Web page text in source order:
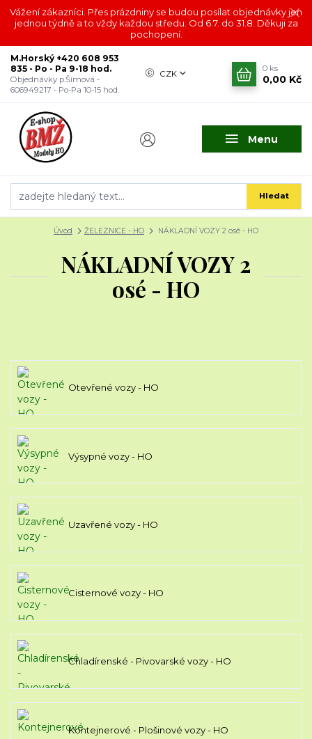
Vážení zákazníci. Přes prázdniny se budou posílat objednávky jen
jednou týdně a to vždy každou středu. Od 6.7. do 31.8. Děkuji za
pochopení.
Menu
CZK
Hledat
M.Horský +420 608 953
835 - Po - Pa 9-18 hod.
Objednávky p.Šímová -
606949217 - Po-Pa 10-15 hod.
0 ks
0,00 Kč
Úvod ŽELEZNICE - HO NÁKLADNÍ VOZY 2 osé - HO
NÁKLADNÍ VOZY 2
osé - HO
Otevřené vozy - HO
Výsypné vozy - HO
Uzavřené vozy - HO
Cisternové vozy - HO
Chladírenské - Pivovarské vozy - HO
Kontejnerové - Plošinové vozy - HO